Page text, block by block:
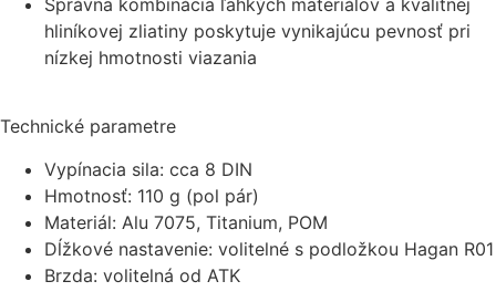
Správna kombinácia ľahkých materiálov a kvalitnej
hliníkovej zliatiny poskytuje vynikajúcu pevnosť pri
nízkej hmotnosti viazania
Technické parametre
Vypínacia sila: cca 8 DIN
Hmotnosť: 110 g (pol pár)
Materiál: Alu 7075, Titanium, POM
Dĺžkové nastavenie: volitelné s podložkou Hagan R01
Brzda: volitelná od ATK